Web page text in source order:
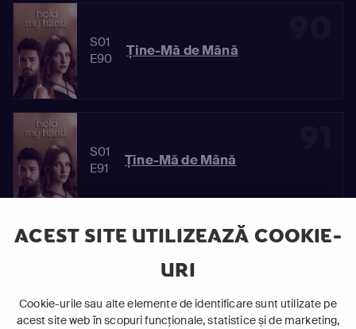
ACEST SITE UTILIZEAZĂ COOKIE-
URI
Cookie-urile sau alte elemente de identificare sunt utilizate pe
acest site web în scopuri funcționale, statistice și de marketing,
S01
E90
Ține-Mă de Mână
S01
E91
Ține-Mă de Mână
92
Ține-Mă de Mână